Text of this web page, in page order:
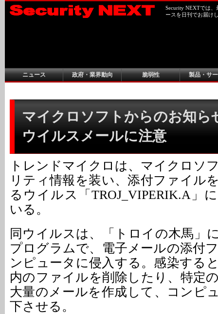
Security NEXTでは
ースを日刊でお届け
ニュース 政府・業界動向 脆弱性 製品・サ
マイクロソフトからのお知ら
ウイルスメールに注意
トレンドマイクロは、マイクロソ
リティ情報を装い、添付ファイル
るウイルス「TROJ_VIPERIK.A」
いる。
同ウイルスは、「トロイの木馬」
プログラムで、電子メールの添付
ンピュータに侵入する。感染する
内のファイルを削除したり、特定
大量のメールを作成して、コンピ
下させる。